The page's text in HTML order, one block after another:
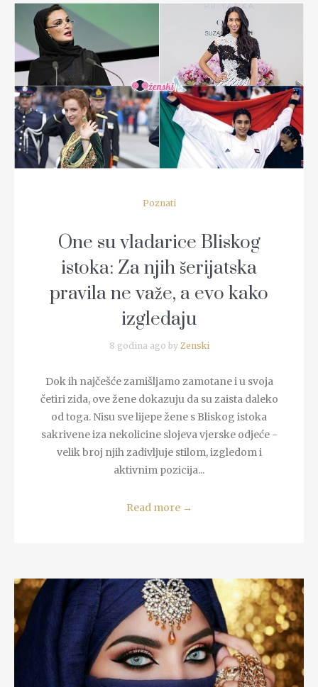
READ MORE
Poznati
One su vladarice Bliskog
istoka: Za njih šerijatska
pravila ne važe, a evo kako
izgledaju
8 godina ago by Zenski
Dok ih najčešće zamišljamo zamotane i u svoja
četiri zida, ove žene dokazuju da su zaista daleko
od toga. Nisu sve lijepe žene s Bliskog istoka
sakrivene iza nekolicine slojeva vjerske odjeće -
velik broj njih zadivljuje stilom, izgledom i
aktivnim pozicija...
Read more →
READ MORE